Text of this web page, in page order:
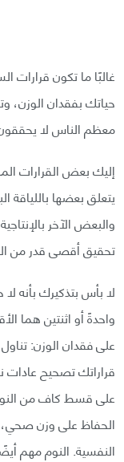
غالبًا ما تكون قرارات
حياتك بفقدان الوزن،
معظم الناس لا يحققون
إليك بعض القرارات
يتعلق بعضها باللياقة
والبعض الآخر
تحقيق أقصى قدر من
لا بأس بتذكيرك بأنه
واحدةً أو اثنتين هما
على فقدان الوزن:
قراراتك تصحيح عادات
على قسط كاف من
الحفاظ على وزن
النفسية. النوم مهم